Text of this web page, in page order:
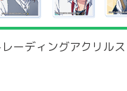
ーディングアクリル